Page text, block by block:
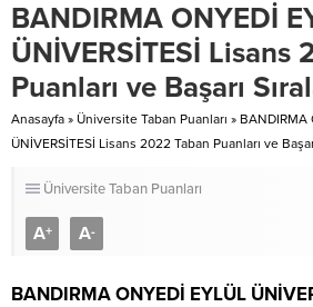
BANDIRMA ONYEDİ
ÜNİVERSİTESİ Lisans
Puanları ve Başarı
Anasayfa » Üniversite Taban Puanları » BANDIRMA
ÜNİVERSİTESİ Lisans 2022 Taban Puanları ve
Üniversite Taban Puanları
A+ A-
BANDIRMA ONYEDİ EYLÜL